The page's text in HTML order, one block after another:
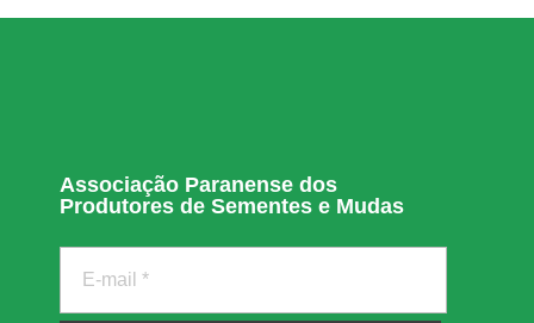
Associação Paranense dos
Produtores de Sementes e Mudas